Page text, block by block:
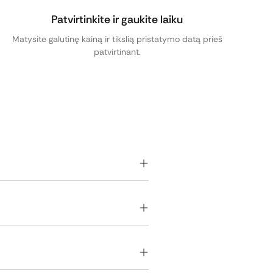
Patvirtinkite ir gaukite laiku
Matysite galutinę kainą ir tikslią pristatymo datą prieš
patvirtinant.
pagal Jūsų poreikius.